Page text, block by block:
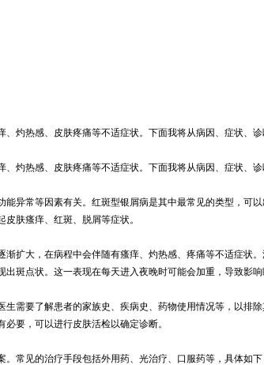
灼热感、皮肤疼痛等不适症状。下面我将从病因、症状
灼热感、皮肤疼痛等不适症状。下面我将从病因、症状、诊
异常等因素有关。红斑型银屑病是其中最常见的类型，
肤瘙痒、红斑、脱屑等症状。
扩大，在病程中会伴随有瘙痒、灼热感、疼痛等不适症
斑点状。这一表现在每天进入夜晚时可能会加重，导致影响
需要了解患者的家族史、疾病史、药物使用情况等，以
要，可以进行皮肤活检以确定诊断。
常见的治疗手段包括外用药、光治疗、口服药等，具体如下